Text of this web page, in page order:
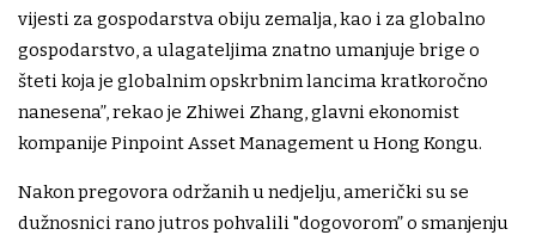
vijesti za gospodarstva obiju zemalja, kao i za globalno
gospodarstvo, a ulagateljima znatno umanjuje brige o
šteti koja je globalnim opskrbnim lancima kratkoročno
nanesena”, rekao je Zhiwei Zhang, glavni ekonomist
kompanije Pinpoint Asset Management u Hong Kongu.
Nakon pregovora održanih u nedjelju, američki su se
dužnosnici rano jutros pohvalili "dogovorom” o smanjenju